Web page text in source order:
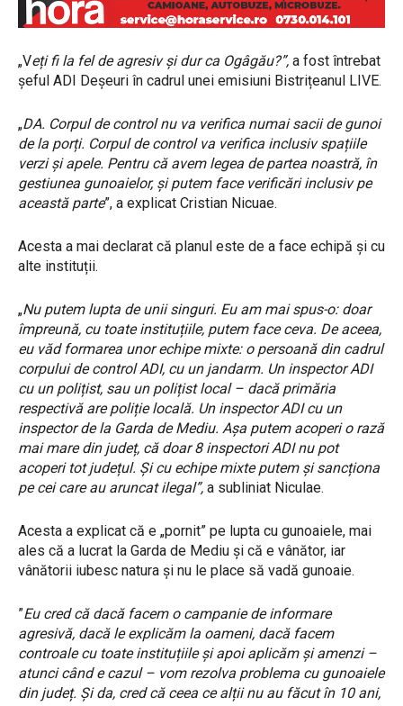
„Veți fi la fel de agresiv și dur ca Ogâgău?”, a fost întrebat
șeful ADI Deșeuri în cadrul unei emisiuni Bistrițeanul LIVE.
„DA. Corpul de control nu va verifica numai sacii de gunoi
de la porți. Corpul de control va verifica inclusiv spațiile
verzi și apele. Pentru că avem legea de partea noastră, în
gestiunea gunoaielor, și putem face verificări inclusiv pe
această parte”, a explicat Cristian Nicuae.
Acesta a mai declarat că planul este de a face echipă și cu
alte instituții.
„Nu putem lupta de unii singuri. Eu am mai spus-o: doar
împreună, cu toate instituțiile, putem face ceva. De aceea,
eu văd formarea unor echipe mixte: o persoană din cadrul
corpului de control ADI, cu un jandarm. Un inspector ADI
cu un polițist, sau un polițist local – dacă primăria
respectivă are poliție locală. Un inspector ADI cu un
inspector de la Garda de Mediu. Așa putem acoperi o rază
mai mare din județ, că doar 8 inspectori ADI nu pot
acoperi tot județul. Și cu echipe mixte putem și sancționa
pe cei care au aruncat ilegal”, a subliniat Niculae.
Acesta a explicat că e „pornit” pe lupta cu gunoaiele, mai
ales că a lucrat la Garda de Mediu și că e vânător, iar
vânătorii iubesc natura și nu le place să vadă gunoaie.
”Eu cred că dacă facem o campanie de informare
agresivă, dacă le explicăm la oameni, dacă facem
controale cu toate instituțiile și apoi aplicăm și amenzi –
atunci când e cazul – vom rezolva problema cu gunoaiele
din județ. Și da, cred că ceea ce alții nu au făcut în 10 ani,